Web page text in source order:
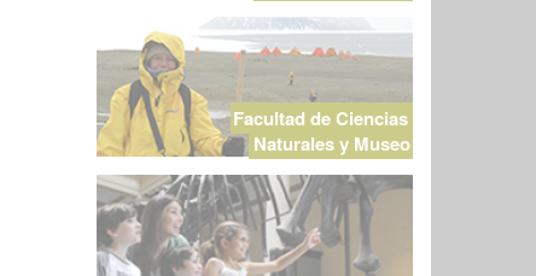
Facultad de Ciencias
Naturales y Museo